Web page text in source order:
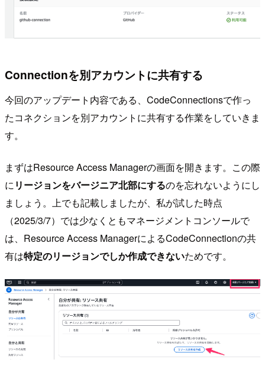
Connectionを別アカウントに共有する
今回のアップデート内容である、CodeConnectionsで作っ
たコネクションを別アカウントに共有する作業をしていきま
す。
まずはResource Access Managerの画面を開きます。この際
にリージョンをバージニア北部にするのを忘れないようにし
ましょう。上でも記載しましたが、私が試した時点
（2025/3/7）では少なくともマネージメントコンソールで
は、Resource Access ManagerによるCodeConnectionの共
有は特定のリージョンでしか作成できないためです。